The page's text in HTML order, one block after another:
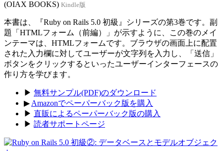
(OIAX BOOKS) Kindle版
本書は、『Ruby on Rails 5.0 初級』シリーズの第3巻です。副
題「HTMLフォーム（前編）」が示すように、この巻のメイ
ンテーマは、HTMLフォームです。ブラウザの画面上に配置
された入力欄に対してユーザーが文字列を入力し、「送信」
ボタンをクリックするといったユーザーインターフェースの
作り方を学びます。
▶ 無料サンプル(PDF)のダウンロード
▶ Amazonでペーパーバック版を購入
▶ 直販によるペーパーバック版の購入
▶ 読者サポートページ